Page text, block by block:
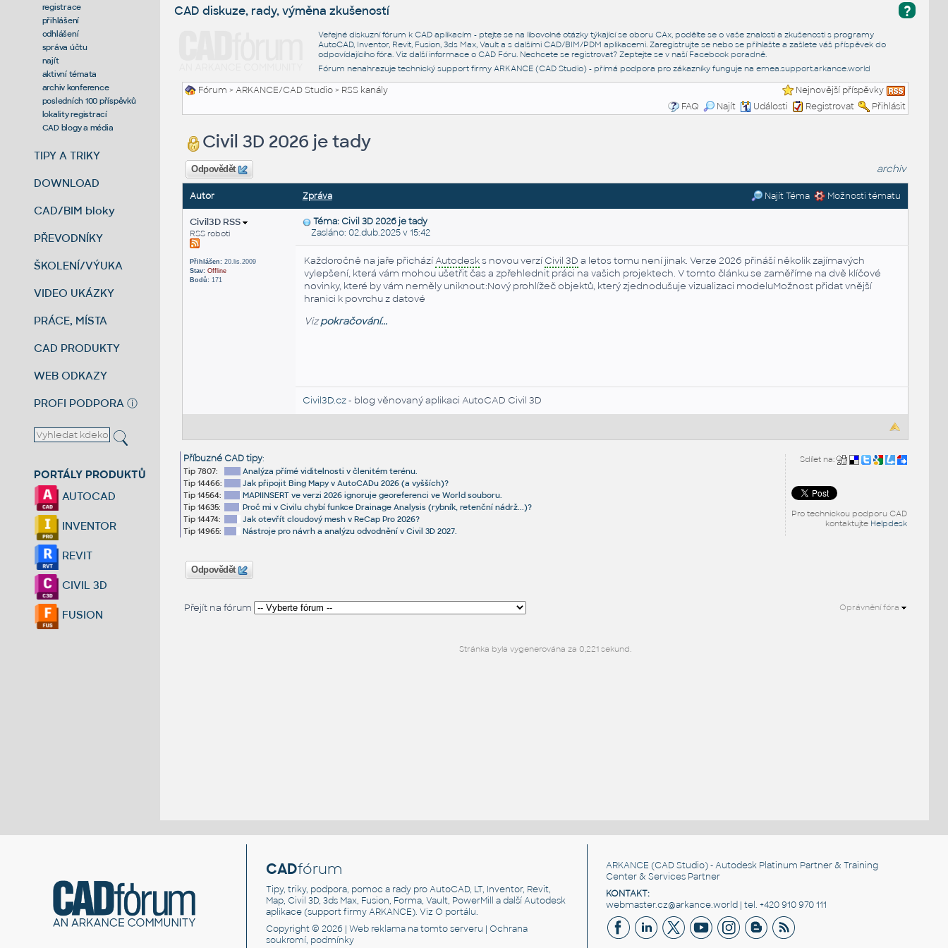
registrace
přihlášení
odhlášení
správa účtu
najít
aktivní témata
archiv konference
posledních 100 příspěvků
lokality registrací
CAD blogy a média
TIPY A TRIKY
DOWNLOAD
CAD/BIM bloky
PŘEVODNÍKY
ŠKOLENÍ/VÝUKA
VIDEO UKÁZKY
PRÁCE, MÍSTA
CAD PRODUKTY
WEB ODKAZY
PROFI PODPORA ⓘ
PORTÁLY PRODUKTŮ
AUTOCAD
INVENTOR
REVIT
CIVIL 3D
FUSION
?
CAD diskuze, rady, výměna zkušeností
Veřejné diskuzní fórum k CAD aplikacím - ptejte se na libovolné otázky týkající se oboru CAx, podělte se o vaše znalosti a zkušenosti s programy
AutoCAD, Inventor, Revit, Fusion, 3ds Max, Vault a s dalšími CAD/BIM/PDM aplikacemi. Zaregistrujte se nebo se přihlašte a zašlete váš příspěvek do
odpovídajícího fóra. Viz další informace o CAD Fóru. Nechcete se registrovat? Zeptejte se v naší Facebook poradně.
Fórum nenahrazuje technický support firmy ARKANCE (CAD Studio) - přímá podpora pro zákazníky funguje na emea.support.arkance.world
Fórum >ARKANCE/CAD Studio> RSS kanály
Nejnovější příspěvky
FAQ
Najít Události Registrovat Přihlásit
Civil 3D 2026 je tady
Odpovědět archiv
Autor Zpráva Najít Téma Možnosti tématu
Civil3D RSS
RSS roboti
Přihlášen:20.lis.2009
Stav: Offline
Bodů:171
Téma: Civil 3D 2026 je tady
Zasláno: 02.dub.2025 v 15:42
Každoročně na jaře přicházíAutodesks novou verzíCivil 3D a letos tomu není jinak. Verze 2026 přináší několik zajímavých
vylepšení, která vám mohou ušetřit čas a zpřehlednit práci na vašich projektech. V tomto článku se zaměříme na dvě klíčové
novinky, které by vám neměly uniknout:Nový prohlížeč objektů, který zjednodušuje vizualizaci modeluMožnost přidat vnější
hranici k povrchu z datové
Vizpokračování...
Civil3D.cz- blog věnovaný aplikaci AutoCAD Civil 3D
Sdílet na:
Pro technickou podporu CAD
kontaktujte Helpdesk
Příbuzné CAD tipy:
Tip 7807:
Analýza přímé viditelnosti v členitém terénu.
Tip 14466:
Jak připojit Bing Mapy v AutoCADu 2026 (a vyšších)?
Tip 14564:
MAPIINSERT ve verzi 2026 ignoruje georeferenci ve World souboru.
Tip 14635:
Proč mi v Civilu chybí funkce Drainage Analysis (rybník, retenční nádrž...)?
Tip 14474:
Jak otevřít cloudový mesh v ReCap Pro 2026?
Tip 14965:
Nástroje pro návrh a analýzu odvodnění v Civil 3D 2027.
Odpovědět
Přejít na fórum Oprávnění fóra
Stránka byla vygenerována za 0,221 sekund.
CADfórum
Tipy, triky, podpora, pomoc a rady pro AutoCAD, LT, Inventor, Revit,
Map, Civil 3D, 3ds Max, Fusion, Forma, Vault, PowerMill a další Autodesk
aplikace (support firmy ARKANCE). VizO portálu.
Copyright © 2026 |Web reklama na tomto serveru |Ochrana
soukromí, podmínky
ARKANCE (CAD Studio) - Autodesk Platinum Partner & Training
Center & Services Partner
KONTAKT:
webmaster.cz@arkance.world | tel. +420 910 970 111